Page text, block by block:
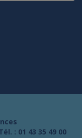
: 01 43 35 49 00